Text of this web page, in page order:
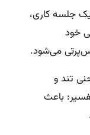
جلسه کاری،
خود
می‌شود.
تند و
باعث